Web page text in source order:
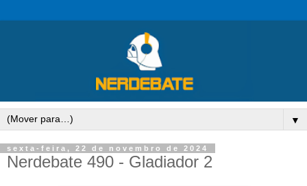
▼
sexta-feira, 22 de novembro de 2024
Nerdebate 490 - Gladiador 2